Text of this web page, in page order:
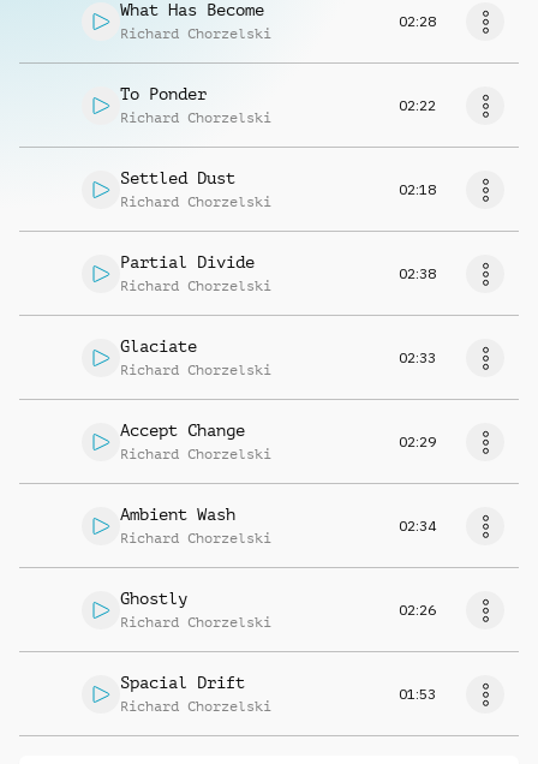
What Has Become
Richard Chorzelski
02:28
To Ponder
Richard Chorzelski
02:22
Settled Dust
Richard Chorzelski
02:18
Partial Divide
Richard Chorzelski
02:38
Glaciate
Richard Chorzelski
02:33
Accept Change
Richard Chorzelski
02:29
Ambient Wash
Richard Chorzelski
02:34
Ghostly
Richard Chorzelski
02:26
Spacial Drift
Richard Chorzelski
01:53